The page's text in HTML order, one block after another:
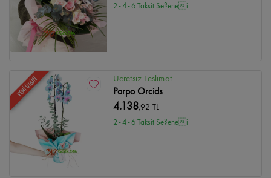
2 - 4 - 6 Taksit Se?enei
YENİ ÜRÜN Ücretsiz Teslimat
Parpo Orcids
4.138,92 TL
2 - 4 - 6 Taksit Se?enei